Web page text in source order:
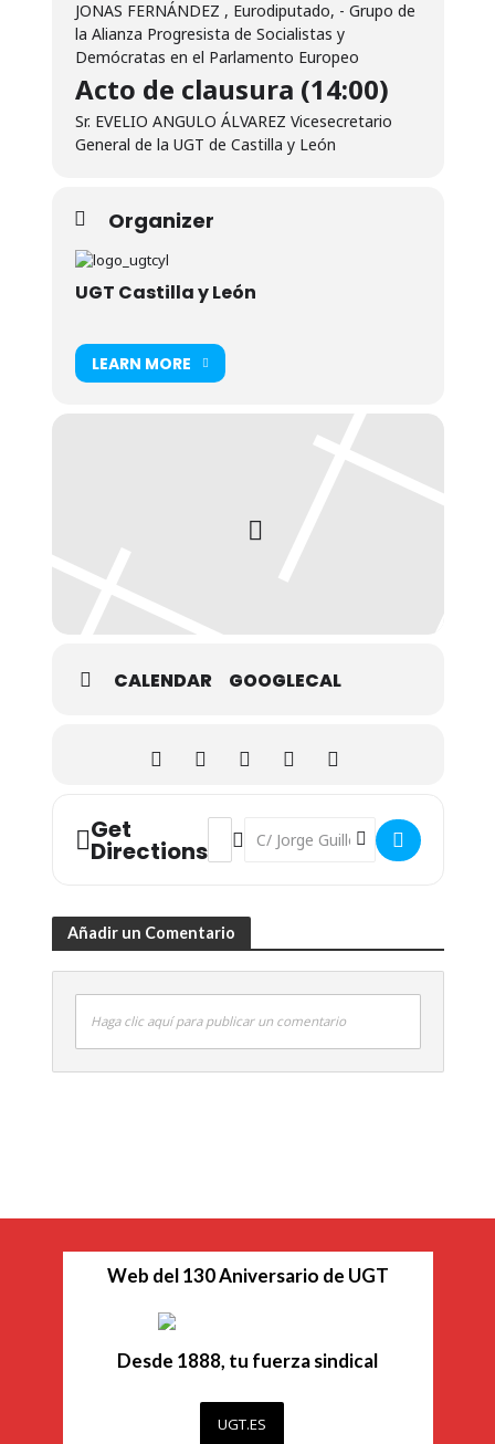
JONAS FERNÁNDEZ , Eurodiputado, - Grupo de
la Alianza Progresista de Socialistas y
Demócratas en el Parlamento Europeo
Acto de clausura (14:00)
Sr. EVELIO ANGULO ÁLVAREZ Vicesecretario
General de la UGT de Castilla y León
Organizer
UGT Castilla y León
LEARN MORE
CALENDAR GOOGLECAL
Get
Directions
Address - Conferencia: "El futuro de
Destination Address -
Añadir un Comentario
Haga clic aquí para publicar un comentario
Web del 130 Aniversario de UGT
Desde 1888, tu fuerza sindical
UGT.ES